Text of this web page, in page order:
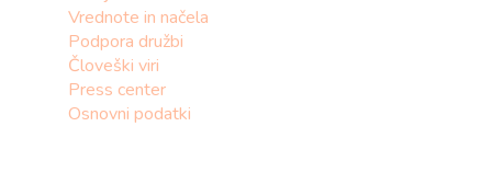
Vrednote in načela
Podpora družbi
Človeški viri
Press center
Osnovni podatki